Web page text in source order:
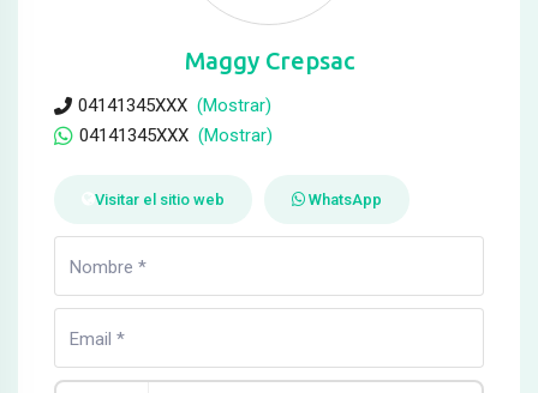
Maggy Crepsac
04141345XXX (Mostrar)
04141345XXX (Mostrar)
Visitar el sitio web WhatsApp